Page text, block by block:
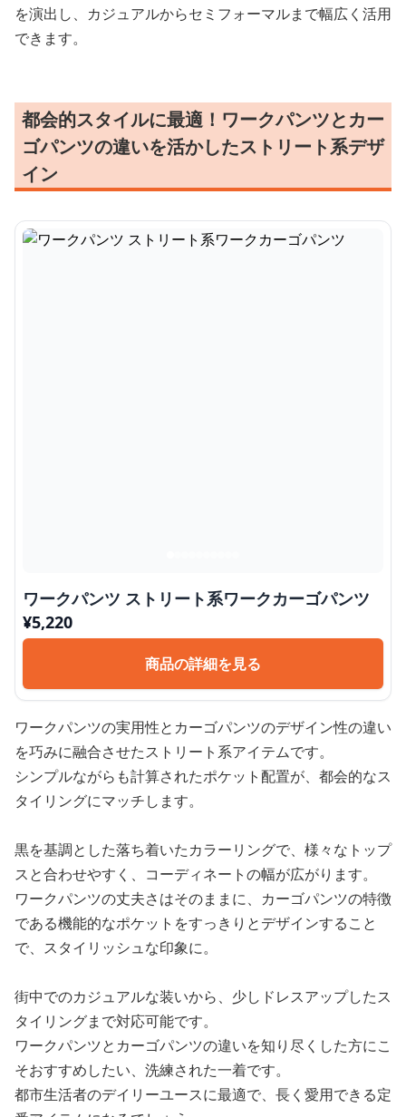
を演出し、カジュアルからセミフォーマルまで幅広く活用
できます。
都会的スタイルに最適！ワークパンツとカー
ゴパンツの違いを活かしたストリート系デザ
イン
ワークパンツ ストリート系ワークカーゴパンツ
¥5,220
商品の詳細を見る
ワークパンツの実用性とカーゴパンツのデザイン性の違い
を巧みに融合させたストリート系アイテムです。
シンプルながらも計算されたポケット配置が、都会的なス
タイリングにマッチします。
黒を基調とした落ち着いたカラーリングで、様々なトップ
スと合わせやすく、コーディネートの幅が広がります。
ワークパンツの丈夫さはそのままに、カーゴパンツの特徴
である機能的なポケットをすっきりとデザインすること
で、スタイリッシュな印象に。
街中でのカジュアルな装いから、少しドレスアップしたス
タイリングまで対応可能です。
ワークパンツとカーゴパンツの違いを知り尽くした方にこ
そおすすめしたい、洗練された一着です。
都市生活者のデイリーユースに最適で、長く愛用できる定